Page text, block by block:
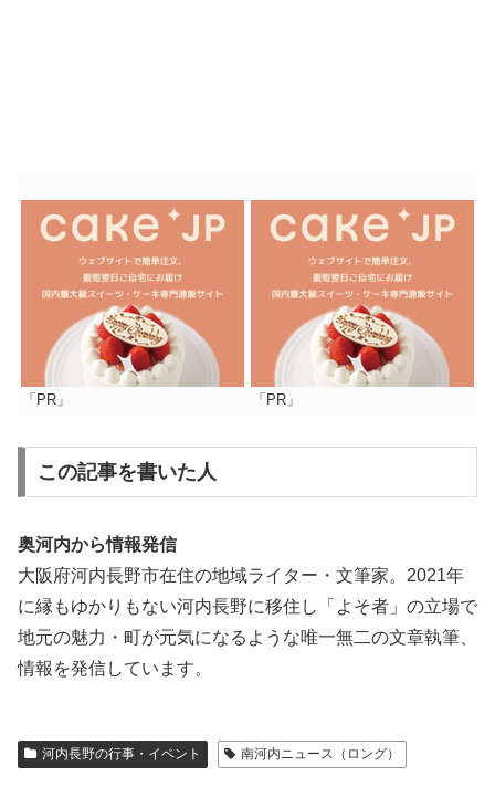
「PR」 「PR」
この記事を書いた人
奥河内から情報発信
大阪府河内長野市在住の地域ライター・文筆家。2021年
に縁もゆかりもない河内長野に移住し「よそ者」の立場で
地元の魅力・町が元気になるような唯一無二の文章執筆、
情報を発信しています。
河内長野の行事・イベント 南河内ニュース（ロング）